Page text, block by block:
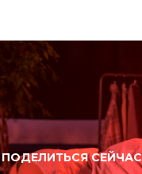
ПОДЕЛИТЬСЯ СЕЙЧАС